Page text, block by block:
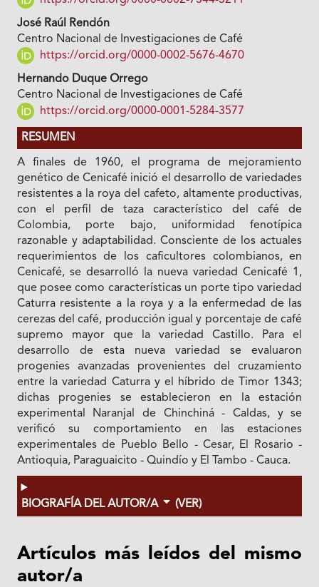
José Raúl Rendón
Centro Nacional de Investigaciones de Café
https://orcid.org/0000-0002-5676-4670
Hernando Duque Orrego
Centro Nacional de Investigaciones de Café
https://orcid.org/0000-0001-5284-3577
RESUMEN
A finales de 1960, el programa de mejoramiento
genético de Cenicafé inició el desarrollo de variedades
resistentes a la roya del cafeto, altamente productivas,
con el perfil de taza característico del café de
Colombia, porte bajo, uniformidad fenotípica
razonable y adaptabilidad. Consciente de los actuales
requerimientos de los caficultores colombianos, en
Cenicafé, se desarrolló la nueva variedad Cenicafé 1,
que posee como características un porte tipo variedad
Caturra resistente a la roya y a la enfermedad de las
cerezas del café, producción igual y porcentaje de café
supremo mayor que la variedad Castillo. Para el
desarrollo de esta nueva variedad se evaluaron
progenies avanzadas provenientes del cruzamiento
entre la variedad Caturra y el híbrido de Timor 1343;
dichas progenies se establecieron en la estación
experimental Naranjal de Chinchiná - Caldas, y se
verificó su comportamiento en las estaciones
experimentales de Pueblo Bello - Cesar, El Rosario -
Antioquia, Paraguaicito - Quindío y El Tambo - Cauca.
BIOGRAFÍA DEL AUTOR/A (VER)
Artículos más leídos del mismo
autor/a